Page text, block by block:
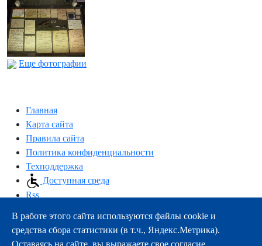
Еще фотографии
Главная
Карта сайта
Правила сайта
Политика конфиденциальности
Техподдержка
Доступная среда
Rss
163000, г.Архангельск, пр-т Троицкий, 51
тел.:+7 (8182) 21-11-63
В работе этого сайта используются файлы cookie и
средства сбора статистики (в т.ч., Яндекс.Метрика).
Оставаясь на сайте, вы выражаете свое согласие.